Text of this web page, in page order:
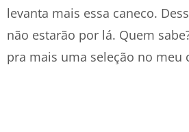
levanta mais essa caneco.
não estarão por lá. Quem
pra mais uma seleção no meu